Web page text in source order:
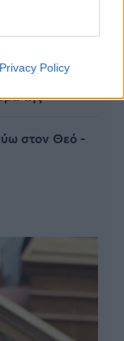
Privacy Policy
έκανε τους
της
στον Θεό -